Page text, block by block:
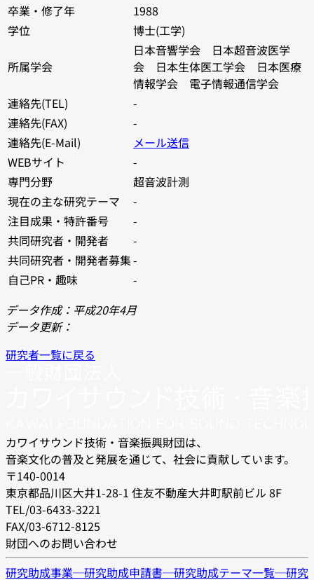
卒業・修了年
1988
学位
博士(工学)
所属学会
日本音響学会 日本超音波医学
会 日本生体医工学会 日本医療
情報学会 電子情報通信学会
連絡先(TEL)
-
連絡先(FAX)
-
連絡先(E-Mail)
メール送信
WEBサイト
-
専門分野
超音波計測
現在の主な研究テーマ
-
注目成果・特許番号
-
共同研究者・開発者
-
共同研究者・開発者募集-
自己PR・趣味
-
データ作成：平成20年4月
データ更新：
研究者一覧に戻る
カワイサウンド技術・音楽振興財団は、
音楽文化の普及と発展を通じて、社会に貢献しています。
〒140-0014
東京都品川区大井1-28-1 住友不動産大井町駅前ビル 8F
TEL/03-6433-3221
FAX/03-6712-8125
財団へのお問い合わせ
研究助成事業─研究助成申請書─研究助成テーマ一覧─研究